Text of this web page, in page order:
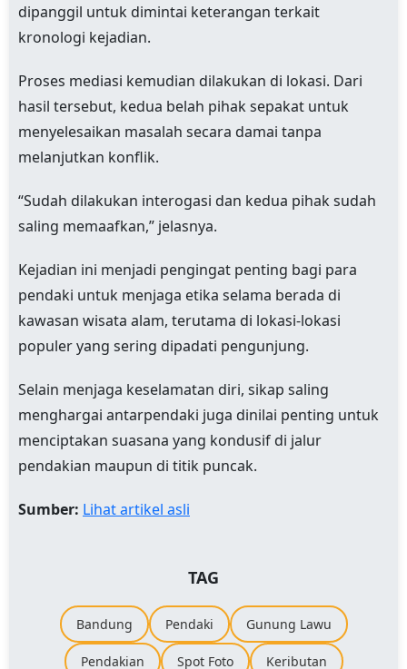
dipanggil untuk dimintai keterangan terkait
kronologi kejadian.
Proses mediasi kemudian dilakukan di lokasi. Dari
hasil tersebut, kedua belah pihak sepakat untuk
menyelesaikan masalah secara damai tanpa
melanjutkan konflik.
“Sudah dilakukan interogasi dan kedua pihak sudah
saling memaafkan,” jelasnya.
Kejadian ini menjadi pengingat penting bagi para
pendaki untuk menjaga etika selama berada di
kawasan wisata alam, terutama di lokasi-lokasi
populer yang sering dipadati pengunjung.
Selain menjaga keselamatan diri, sikap saling
menghargai antarpendaki juga dinilai penting untuk
menciptakan suasana yang kondusif di jalur
pendakian maupun di titik puncak.
Sumber: Lihat artikel asli
TAG
Bandung Pendaki Gunung Lawu
Pendakian Spot Foto Keributan